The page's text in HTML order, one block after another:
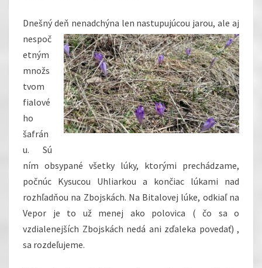
Dnešný deň nenadchýna len nastupujúcou jarou,ale aj
nespoč
etným
množs
tvom
fialové
ho
šafrán
u. Sú
ním obsypané všetky lúky, ktorými prechádzame,
počnúc Kysucou Uhliarkou a končiac lúkami nad
rozhľadňou na Zbojskách. Na Bitalovej lúke, odkiaľ na
Vepor je to už menej ako polovica ( čo sa o
vzdialenejších Zbojskách nedá ani zďaleka povedať) ,
sa rozdeľujeme.